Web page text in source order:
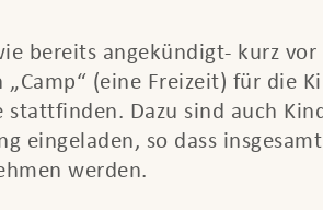
bereits angekündigt- kurz vor
(eine Freizeit) für die
stattfinden. Dazu sind auch
eingeladen, so dass
werden.